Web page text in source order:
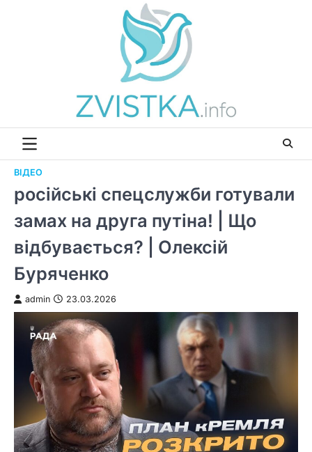
ВІДЕО
російські спецслужби готували
замах на друга путіна! | Що
відбувається? | Олексій
Буряченко
admin 23.03.2026